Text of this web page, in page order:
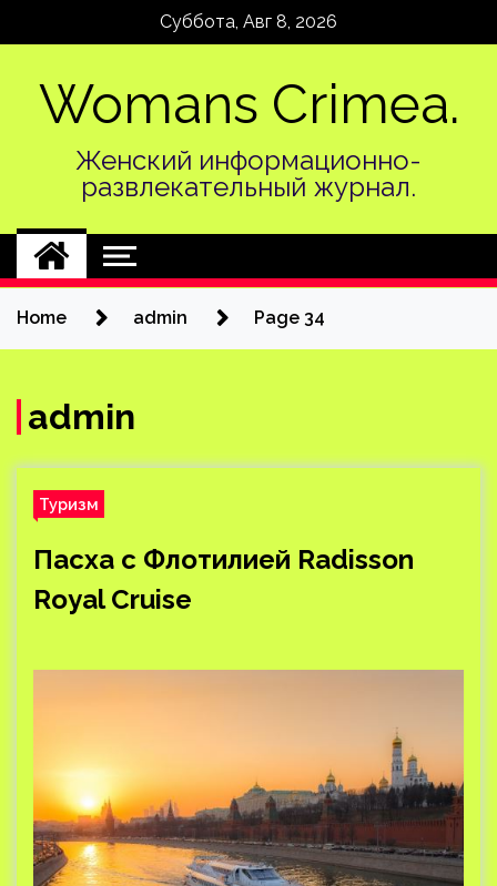
Суббота, Авг 8, 2026
Womans Crimea.
Женский информационно-
развлекательный журнал.
Home admin Page 34
admin
Туризм
Пасха с Флотилией Radisson
Royal Cruise